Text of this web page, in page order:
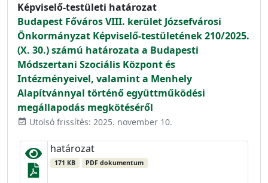
Képviselő-testületi határozat
Budapest Főváros VIII. kerület Józsefvárosi
Önkormányzat Képviselő-testületének 210/2025.
(X. 30.) számú határozata a Budapesti
Módszertani Szociális Központ és
Intézményeivel, valamint a Menhely
Alapítvánnyal történő együttműködési
megállapodás megkötéséről
event_available Utolsó frissítés: 2025. november 10.
határozat
171 KB PDF dokumentum